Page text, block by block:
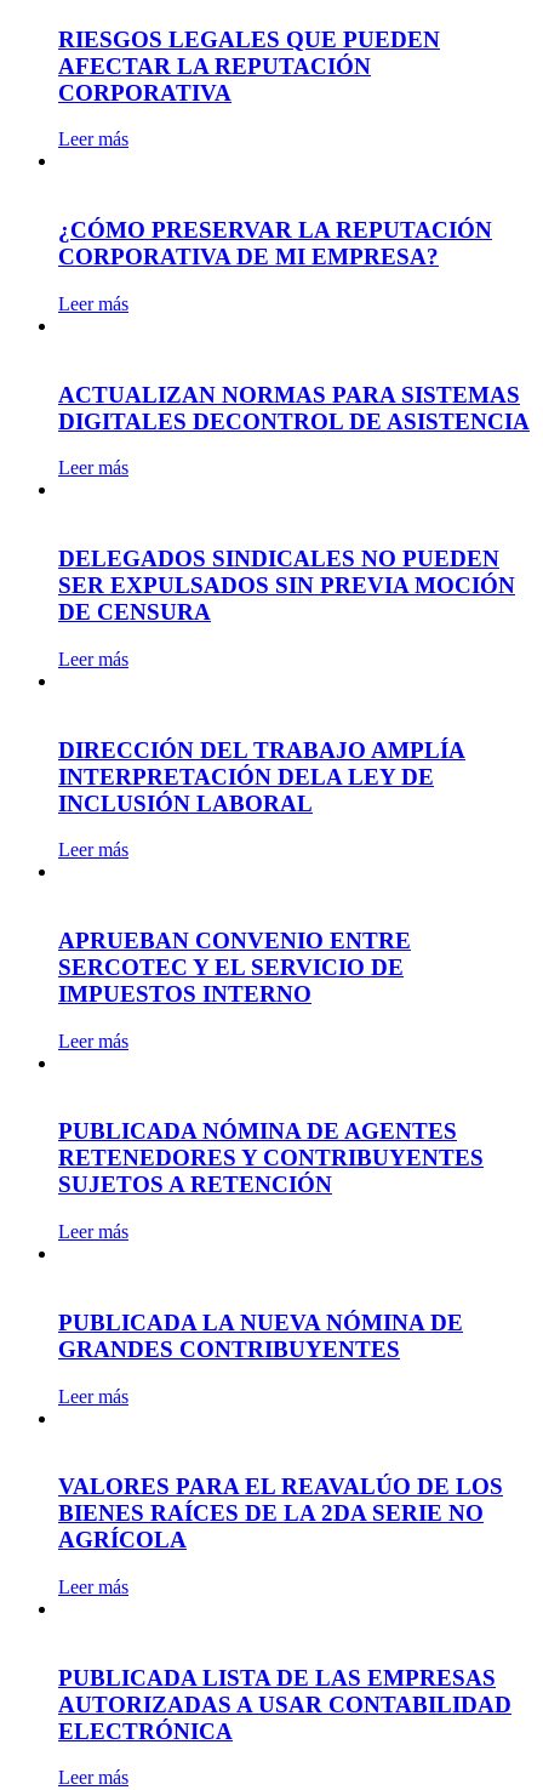
RIESGOS LEGALES QUE PUEDEN
AFECTAR LA REPUTACIÓN
CORPORATIVA
Leer más
¿CÓMO PRESERVAR LA REPUTACIÓN
CORPORATIVA DE MI EMPRESA?
Leer más
ACTUALIZAN NORMAS PARA SISTEMAS
DIGITALES DECONTROL DE ASISTENCIA
Leer más
DELEGADOS SINDICALES NO PUEDEN
SER EXPULSADOS SIN PREVIA MOCIÓN
DE CENSURA
Leer más
DIRECCIÓN DEL TRABAJO AMPLÍA
INTERPRETACIÓN DELA LEY DE
INCLUSIÓN LABORAL
Leer más
APRUEBAN CONVENIO ENTRE
SERCOTEC Y EL SERVICIO DE
IMPUESTOS INTERNO
Leer más
PUBLICADA NÓMINA DE AGENTES
RETENEDORES Y CONTRIBUYENTES
SUJETOS A RETENCIÓN
Leer más
PUBLICADA LA NUEVA NÓMINA DE
GRANDES CONTRIBUYENTES
Leer más
VALORES PARA EL REAVALÚO DE LOS
BIENES RAÍCES DE LA 2DA SERIE NO
AGRÍCOLA
Leer más
PUBLICADA LISTA DE LAS EMPRESAS
AUTORIZADAS A USAR CONTABILIDAD
ELECTRÓNICA
Leer más